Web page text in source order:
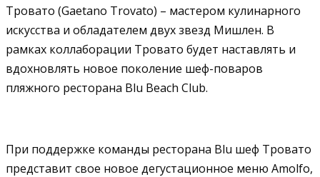
Тровато (Gaetano Trovato) – мастером кулинарного
искусства и обладателем двух звезд Мишлен. В
рамках коллаборации Тровато будет наставлять и
вдохновлять новое поколение шеф-поваров
пляжного ресторана Blu Beach Club.
При поддержке команды ресторана Blu шеф Тровато
представит свое новое дегустационное меню Amolfo,